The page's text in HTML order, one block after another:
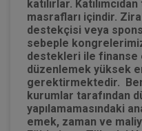
katılırlar.
masrafları içindir.
destekçisi veya
sebeple kongrelerimiz
destekleri ile finanse
düzenlemek yüksek
gerektirmektedir.
kurumlar tarafından
yapılamamasındaki
emek, zaman ve